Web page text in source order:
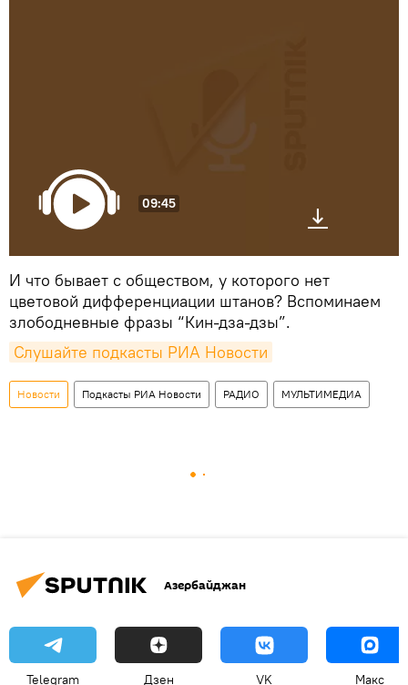
09:45
И что бывает с обществом, у которого нет
цветовой дифференциации штанов? Вспоминаем
злободневные фразы “Кин-дза-дзы”.
Слушайте подкасты РИА Новости
Новости Подкасты РИА Новости РАДИО МУЛЬТИМЕДИА
Азербайджан
Telegram Дзен VK Макс